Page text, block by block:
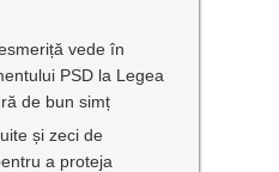
vede în
PSD la Legea
de bun simț
și zeci de
a proteja